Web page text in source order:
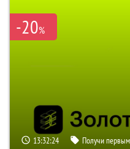
-20%
13:32:23 Получи